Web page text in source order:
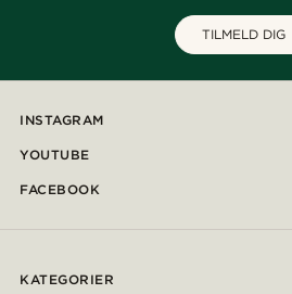
TILMELD DIG
INSTAGRAM
YOUTUBE
FACEBOOK
KATEGORIER